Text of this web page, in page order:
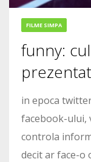
FILME SIMPA
funny:
in epoca
facebook-ului,
controla
decit ar face-o